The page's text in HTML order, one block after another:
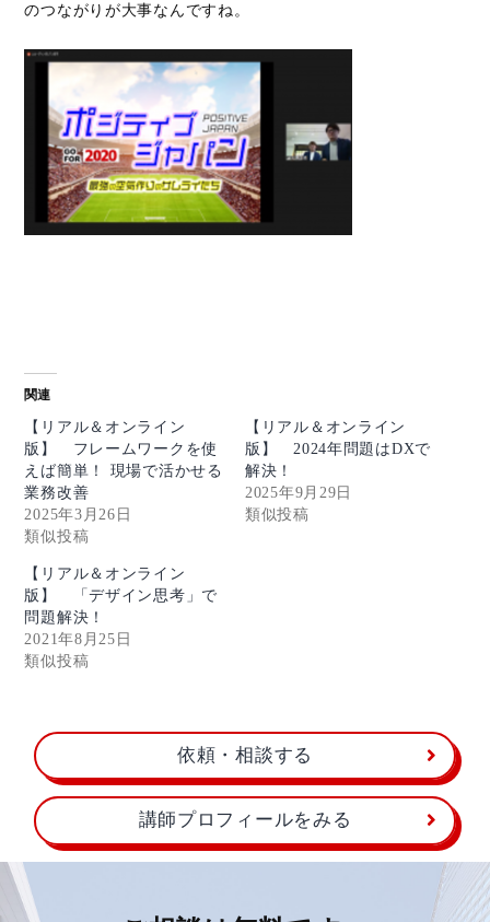
のつながりが大事なんですね。
関連
【リアル＆オンライン
版】 フレームワークを使
えば簡単！ 現場で活かせる
業務改善
2025年3月26日
類似投稿
【リアル＆オンライン
版】 2024年問題はDXで
解決！
2025年9月29日
類似投稿
【リアル＆オンライン
版】 「デザイン思考」で
問題解決！
2021年8月25日
類似投稿
依頼・相談する
講師プロフィールをみる